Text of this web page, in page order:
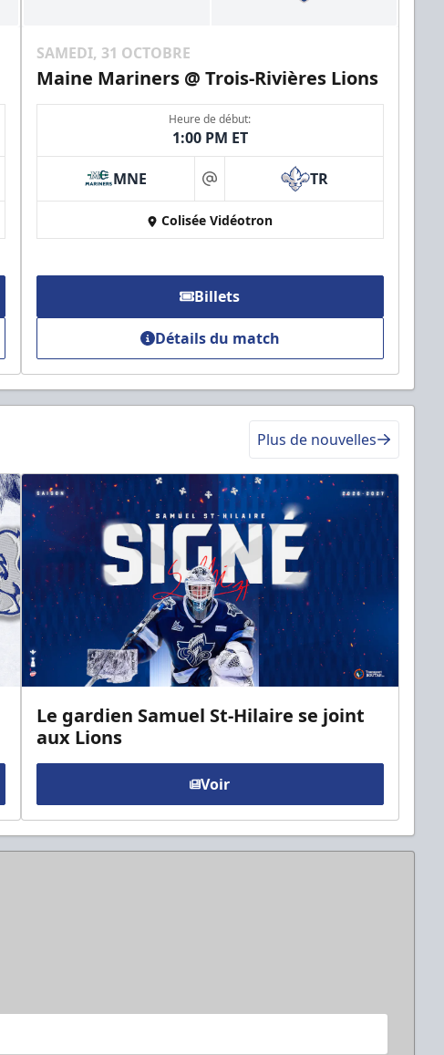
SAMEDI, 31 OCTOBRE
Maine Mariners @ Trois-Rivières Lions
Heure de début:
1:00 PM ET
MNE at TR
Colisée Vidéotron
Billets
Détails du match
Plus de nouvelles
Le gardien Samuel St-Hilaire se joint
aux Lions
Voir